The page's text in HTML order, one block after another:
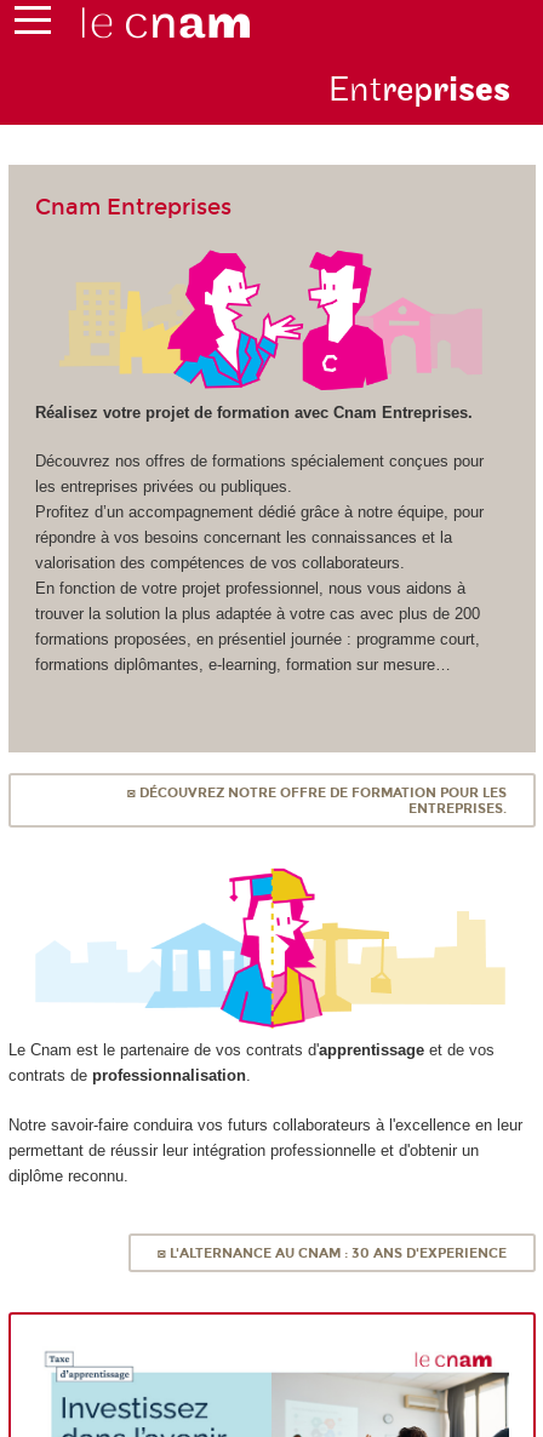
Entreprises
Cnam Entreprises
Réalisez votre projet de formation avec Cnam Entreprises.
Découvrez nos offres de formations spécialement conçues pour
les entreprises privées ou publiques.
Profitez d’un accompagnement dédié grâce à notre équipe, pour
répondre à vos besoins concernant les connaissances et la
valorisation des compétences de vos collaborateurs.
En fonction de votre projet professionnel, nous vous aidons à
trouver la solution la plus adaptée à votre cas avec plus de 200
formations proposées, en présentiel journée : programme court,
formations diplômantes, e-learning, formation sur mesure…
◙ DÉCOUVREZ NOTRE OFFRE DE FORMATION POUR LES
ENTREPRISES.
Le Cnam est le partenaire de vos contrats d'apprentissage et de vos
contrats de professionnalisation.
Notre savoir-faire conduira vos futurs collaborateurs à l'excellence en leur
permettant de réussir leur intégration professionnelle et d'obtenir un
diplôme reconnu.
◙ L'ALTERNANCE AU CNAM : 30 ANS D'EXPERIENCE